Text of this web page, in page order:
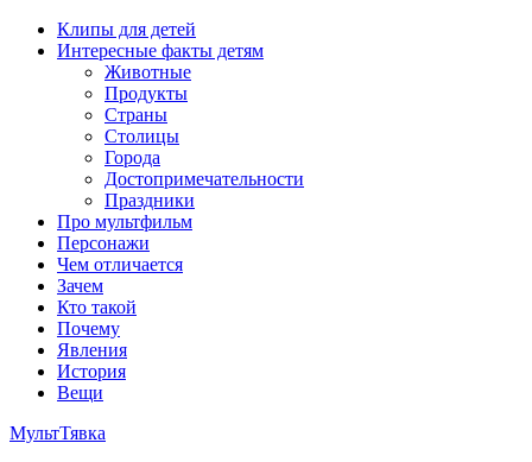
Перейти
содержимому
Клипы для детей
Интересные факты детям
Животные
Продукты
Страны
Столицы
Города
Достопримечательности
Праздники
Про мультфильм
Персонажи
Чем отличается
Зачем
Кто такой
Почему
Явления
История
Вещи
МультТявка